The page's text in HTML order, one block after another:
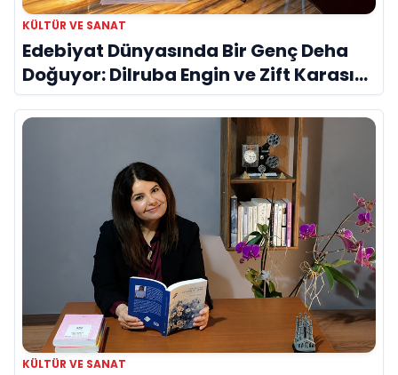
KÜLTÜR VE SANAT
Edebiyat Dünyasında Bir Genç Deha
Doğuyor: Dilruba Engin ve Zift Karası
Evreni ‘AVENOİR’
KÜLTÜR VE SANAT